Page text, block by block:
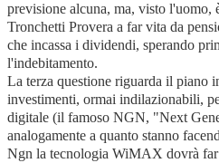
previsione alcuna, ma, visto l'uomo,
Tronchetti Provera a far vita da
che incassa i dividendi, sperando
l'indebitamento.
La terza questione riguarda il piano
investimenti, ormai indilazionabili,
digitale (il famoso NGN, "Next
analogamente a quanto stanno
Ngn la tecnologia WiMAX dovrà far